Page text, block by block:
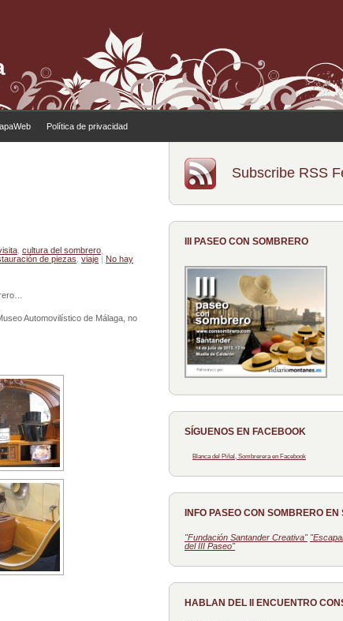
Política de privacidad
cultura del sombrero
de piezas viaje | No hay
Automovilístico de Málaga, no
Subscribe RSS
III PASEO CON SOMBRERO
SÍGUENOS EN FACEBOOK
Blanca del Piñal, Sombrerera en Facebook
INFO PASEO CON SOMBRERO
"Fundación Santander Creativa"
del III Paseo"
HABLAN DEL II ENCUENTRO